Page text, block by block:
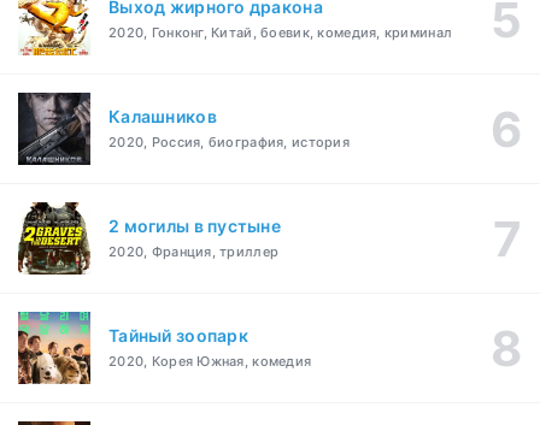
Выход жирного дракона
2020, Гонконг, Китай, боевик, комедия, криминал
Калашников
2020, Россия, биография, история
2 могилы в пустыне
2020, Франция, триллер
Тайный зоопарк
2020, Корея Южная, комедия